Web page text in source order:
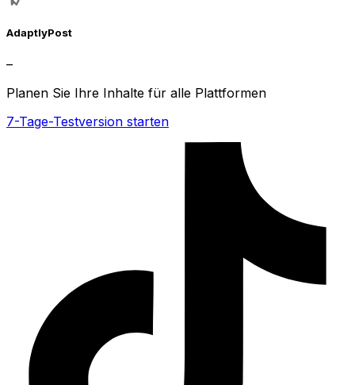
AdaptlyPost
–
Planen Sie Ihre Inhalte für alle Plattformen
7-Tage-Testversion starten